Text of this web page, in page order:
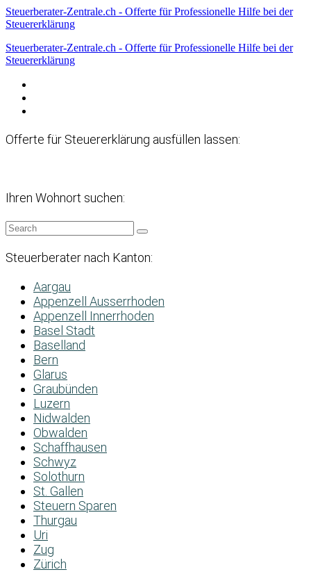
Steuerberater-Zentrale.ch - Offerte für Professionelle Hilfe bei der
Steuererklärung
Steuerberater-Zentrale.ch - Offerte für Professionelle Hilfe bei der
Steuererklärung
Offerte für Steuererklärung ausfüllen lassen:
Ihren Wohnort suchen:
Steuerberater nach Kanton:
Aargau
Appenzell Ausserrhoden
Appenzell Innerrhoden
Basel Stadt
Baselland
Bern
Glarus
Graubünden
Luzern
Nidwalden
Obwalden
Schaffhausen
Schwyz
Solothurn
St. Gallen
Steuern Sparen
Thurgau
Uri
Zug
Zürich